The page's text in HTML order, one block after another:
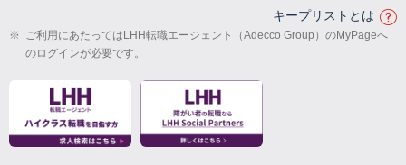
キープリストとは
※ ご利用にあたってはLHH転職エージェント（Adecco Group）のMyPageへ
のログインが必要です。